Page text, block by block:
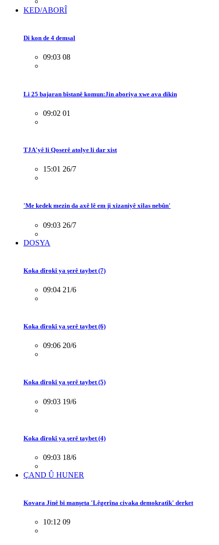
KED/ABORÎ
Di kon de 4 demsal
09:03 08
Li 25 bajaran bîstanê komun:Jin aboriya xwe ava dikin
09:02 01
TJA'yê li Qoserê atolye li dar xist
15:01 26/7
'Me kedek mezin da axê lê em ji xizaniyê xilas nebûn'
09:03 26/7
DOSYA
Koka dîrokî ya şerê taybet (7)
09:04 21/6
Koka dîrokî ya şerê taybet (6)
09:06 20/6
Koka dîrokî ya şerê taybet (5)
09:03 19/6
Koka dîrokî ya şerê taybet (4)
09:03 18/6
ÇAND Û HUNER
Kovara Jinê bi manşeta 'Lêgerîna civaka demokratîk' derket
10:12 09